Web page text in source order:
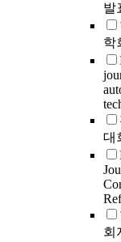
발
학
대
회